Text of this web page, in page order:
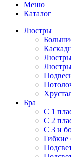
Меню
Каталог
Люстры
Бра
С 1
С 2
С 3 и
Гибкие